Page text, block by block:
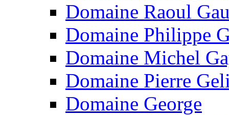
Domaine Raoul
Domaine Philippe
Domaine Michel
Domaine Pierre
Domaine George